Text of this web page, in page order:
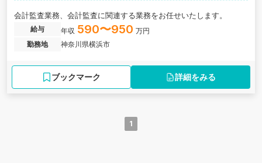
会計監査業務、会計監査に関連する業務をお任せいたします。
給与 年収 590〜950 万円
勤務地
神奈川県横浜市
ブックマーク 詳細をみる
1